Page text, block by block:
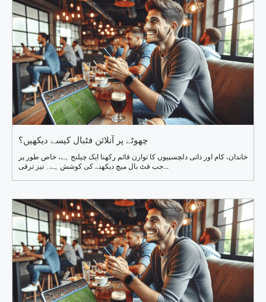
چھوٹے پر آنلائن فٹبال کیسے دیکھیں؟
خاندان، کام اور ذاتی دلچسپیوں کا توازن قائم رکھنا ایک چیلنج ہے، خاص طور پر
جب فٹ بال میچ دیکھنے کی کوشش ہے۔ تیز ترقی...